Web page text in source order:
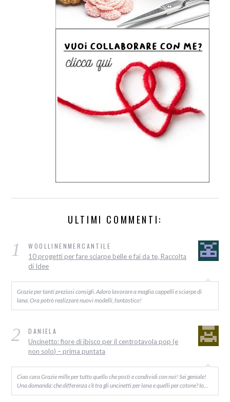
ULTIMI COMMENTI:
1 WOOLLINENMERCANTILE
10 progetti per fare sciarpe belle e fai da te, Raccolta
di Idee
Grazie per tanti preziosi consigli. Adoro lavorare a maglia cappelli e sciarpe di
lana. Ora potrò realizzare nuovi modelli, fantastico!
2 DANIELA
Uncinetto: fiore di ibisco per il centrotavola pop (e
non solo) – prima puntata
Ciao cara Grazie mille per tutto quello che posti e condividi con noi! Sei geniale!
Una domanda: che differenza c’è tra gli uncinetti per lana e quelli per cotone? Io…